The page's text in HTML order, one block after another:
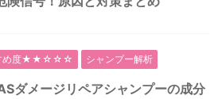
め度★★☆☆☆ シャンプー解析
ダメージリペアシャンプーの成分